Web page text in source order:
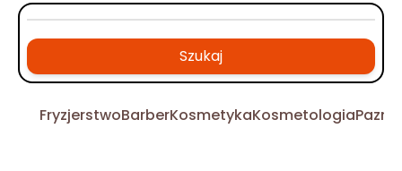
Szukaj
FryzjerstwoBarberKosmetykaKosmetologia